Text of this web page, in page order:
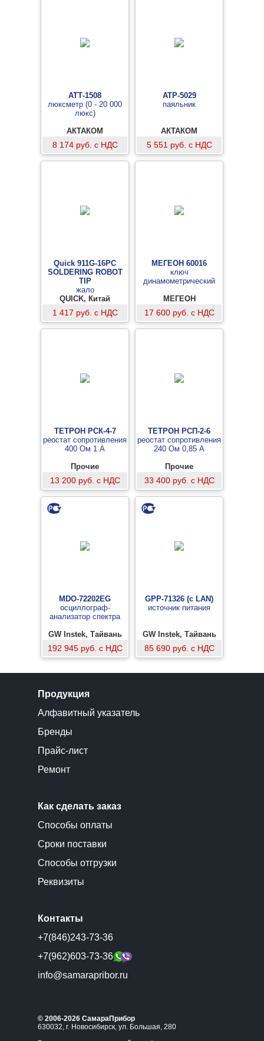
АТТ-1508
люксметр (0 - 20 000
люкс)
АКТАКОМ
8 174 руб. с НДС
АТР-5029
паяльник
АКТАКОМ
5 551 руб. с НДС
Quick 911G-16PC
SOLDERING ROBOT
TIP
жало
QUICK, Китай
1 417 руб. с НДС
МЕГЕОН 60016
ключ
динамометрический
МЕГЕОН
17 600 руб. с НДС
ТЕТРОН РСК-4-7
реостат сопротивления
400 Ом 1 А
Прочие
13 200 руб. с НДС
ТЕТРОН РСП-2-6
реостат сопротивления
240 Ом 0,85 А
Прочие
33 400 руб. с НДС
MDO-72202EG
осциллограф-
анализатор спектра
GW Instek, Тайвань
192 945 руб. с НДС
GPP-71326 (c LAN)
источник питания
GW Instek, Тайвань
85 690 руб. с НДС
Продукция
Алфавитный указатель
Бренды
Прайс-лист
Ремонт
Как сделать заказ
Способы оплаты
Сроки поставки
Способы отгрузки
Реквизиты
Контакты
+7(846)243-73-36
+7(962)603-73-36
info@samarapribor.ru
© 2006-2026 СамараПрибор
630032, г. Новосибирск, ул. Большая, 280